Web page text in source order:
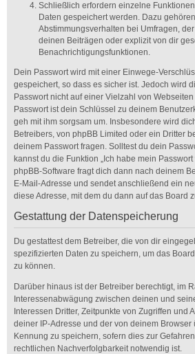
Schließlich erfordern einzelne
Daten gespeichert werden. Dazu
Abstimmungsverhalten bei Umfragen,
deinen Beiträgen oder explizit von dir
Benachrichtigungsfunktionen.
Dein Passwort wird mit einer Einwege-
gespeichert, so dass es sicher ist. Jedoch wird
Passwort nicht auf einer Vielzahl von
Passwort ist dein Schlüssel zu deinem
geh mit ihm sorgsam um. Insbesondere wird
Betreibers, von phpBB Limited oder ein Dritter
deinem Passwort fragen. Solltest du dein
kannst du die Funktion „Ich habe mein
phpBB-Software fragt dich dann nach deinem
E-Mail-Adresse und sendet anschließend ein
diese Adresse, mit dem du dann auf das Board
Gestattung der Datenspeicherung
Du gestattest dem Betreiber, die von dir
spezifizierten Daten zu speichern, um das
zu können.
Darüber hinaus ist der Betreiber berechtigt, im
Interessenabwägung zwischen deinen und
Interessen Dritter, Zeitpunkte von Zugriffen und
deiner IP-Adresse und der von deinem Browser
Kennung zu speichern, sofern dies zur
rechtlichen Nachverfolgbarkeit notwendig ist.